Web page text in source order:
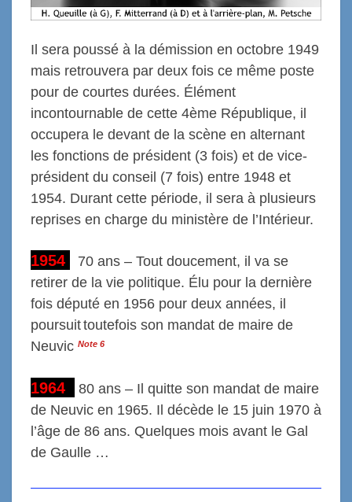
Il sera poussé à la démission en octobre 1949
mais retrouvera par deux fois ce même poste
pour de courtes durées. Élément
incontournable de cette 4ème République, il
occupera le devant de la scène en alternant
les fonctions de président (3 fois) et de vice-
président du conseil (7 fois) entre 1948 et
1954. Durant cette période, il sera à plusieurs
reprises en charge du ministère de l’Intérieur.
1954
70 ans – Tout doucement, il va se
retirer de la vie politique. Élu pour la dernière
fois député en 1956 pour deux années, il
poursuittoutefois son mandat de maire de
Neuvic Note 6
1964 80 ans – Il quitte son mandat de maire
de Neuvic en 1965. Il décède le 15 juin 1970 à
l’âge de 86 ans. Quelques mois avant le Gal
de Gaulle …